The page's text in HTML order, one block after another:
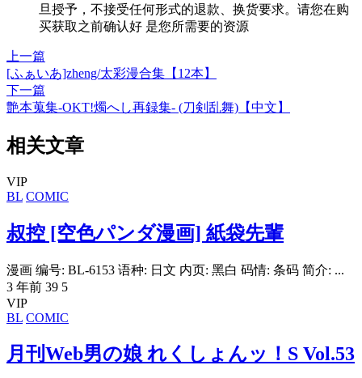
旦授予，不接受任何形式的退款、换货要求。请您在购
买获取之前确认好 是您所需要的资源
上一篇
[ふぁいあ]zheng/太彩漫合集【12本】
下一篇
艶本蒐集-OKT!燭へし再録集- (刀剣乱舞)【中文】
相关文章
VIP
BL COMIC
叔控 [空色パンダ漫画] 紙袋先輩
漫画 编号: BL-6153 语种: 日文 内页: 黑白 码情: 条码 简介: ...
3 年前 39 5
VIP
BL COMIC
月刊Web男の娘 れくしょんッ！S Vol.53